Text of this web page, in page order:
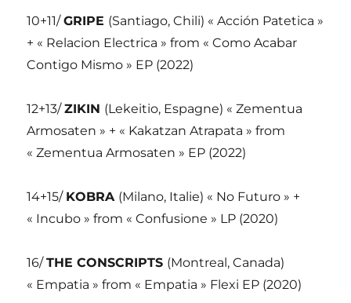
10+11/GRIPE (Santiago, Chili) « Acción Patetica »
+ « Relacion Electrica » from « Como Acabar
Contigo Mismo » EP (2022)
12+13/ZIKIN (Lekeitio, Espagne) « Zementua
Armosaten » + « Kakatzan Atrapata » from
« Zementua Armosaten » EP (2022)
14+15/ KOBRA (Milano, Italie) « No Futuro » +
« Incubo » from « Confusione » LP (2020)
16/THE CONSCRIPTS (Montreal, Canada)
« Empatia » from « Empatia » Flexi EP (2020)